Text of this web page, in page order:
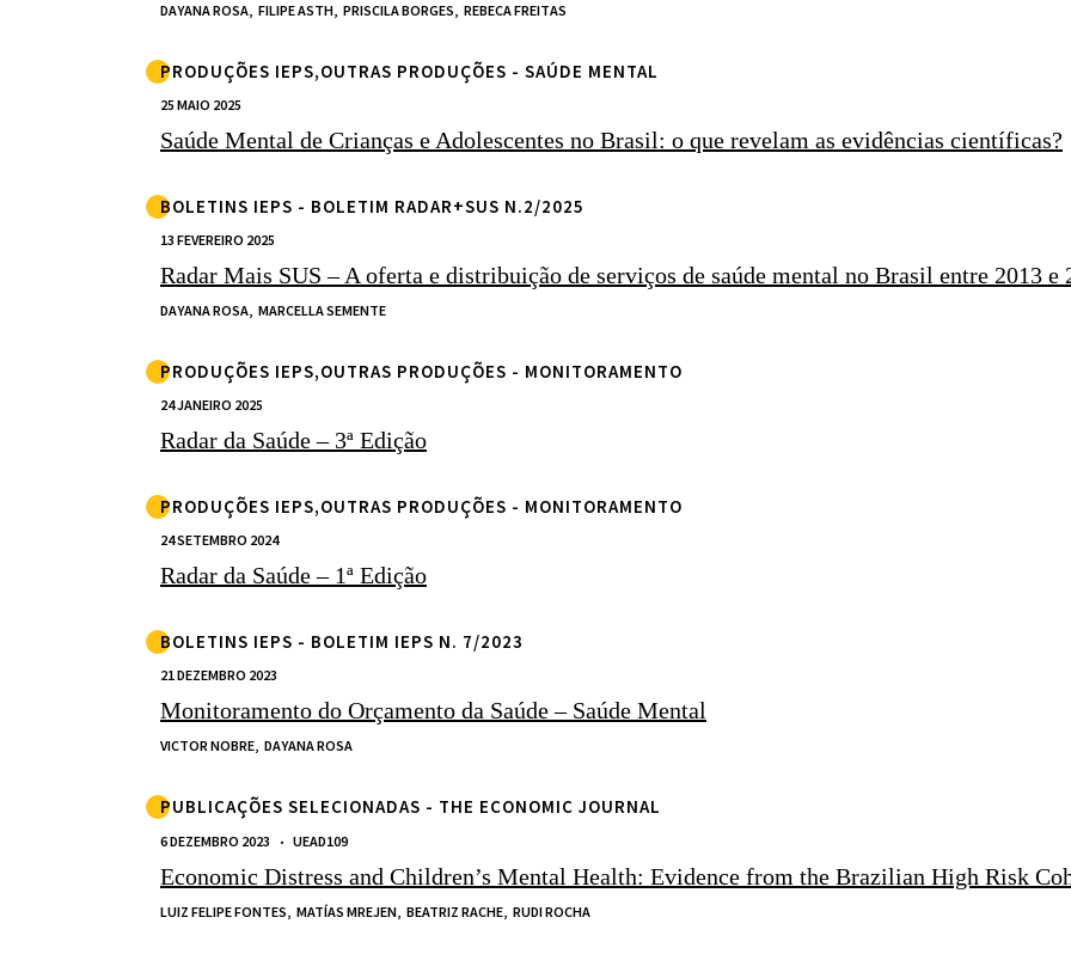
DAYANA ROSA, FILIPE ASTH, PRISCILA BORGES, REBECA FREITAS
PRODUÇÕES IEPS,OUTRAS PRODUÇÕES - SAÚDE MENTAL
25 MAIO 2025
Saúde Mental de Crianças e Adolescentes no Brasil: o que revelam as evidências científicas?
BOLETINS IEPS - BOLETIM RADAR+SUS N.2/2025
13 FEVEREIRO 2025
Radar Mais SUS – A oferta e distribuição de serviços de saúde mental no Brasil entre 2013 e
DAYANA ROSA, MARCELLA SEMENTE
PRODUÇÕES IEPS,OUTRAS PRODUÇÕES - MONITORAMENTO
24 JANEIRO 2025
Radar da Saúde – 3ª Edição
PRODUÇÕES IEPS,OUTRAS PRODUÇÕES - MONITORAMENTO
24 SETEMBRO 2024
Radar da Saúde – 1ª Edição
BOLETINS IEPS - BOLETIM IEPS N. 7/2023
21 DEZEMBRO 2023
Monitoramento do Orçamento da Saúde – Saúde Mental
VICTOR NOBRE, DAYANA ROSA
PUBLICAÇÕES SELECIONADAS - THE ECONOMIC JOURNAL
6 DEZEMBRO 2023 UEAD109
Economic Distress and Children’s Mental Health: Evidence from the Brazilian High Risk
LUIZ FELIPE FONTES, MATÍAS MREJEN, BEATRIZ RACHE, RUDI ROCHA